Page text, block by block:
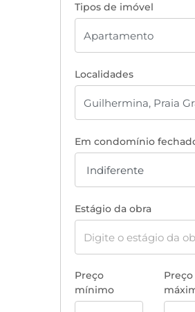
Tipos de imóvel
Localidades
Em condomínio
Estágio da obra
Preço
mínimo
Preço